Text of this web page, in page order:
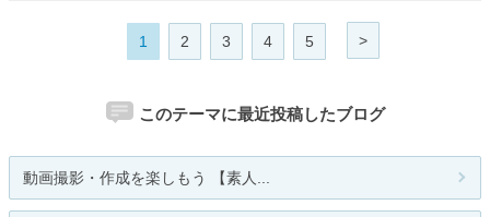
1 2 3 4 5 >
このテーマに最近投稿したブログ
動画撮影・作成を楽しもう 【素人...